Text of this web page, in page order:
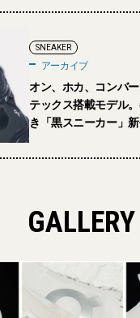
SNEAKER
アーカイブ
オン、ホカ、コンバ
テックス搭載モデル
き「黒スニーカー」
GALLERY